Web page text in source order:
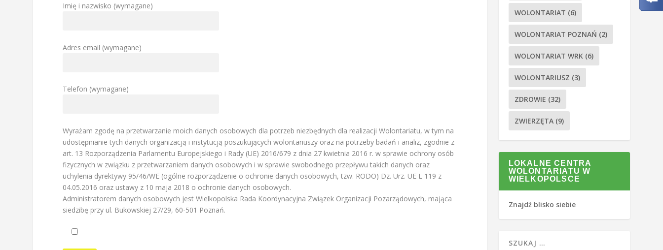
Imię i nazwisko (wymagane)
Adres email (wymagane)
Telefon (wymagane)
Wyrażam zgodę na przetwarzanie moich danych osobowych dla potrzeb niezbędnych dla realizacji Wolontariatu, w tym na
udostępnianie tych danych organizacją i instytucją poszukujących wolontariuszy oraz na potrzeby badań i analiz, zgodnie z
art. 13 Rozporządzenia Parlamentu Europejskiego i Rady (UE) 2016/679 z dnia 27 kwietnia 2016 r. w sprawie ochrony osób
fizycznych w związku z przetwarzaniem danych osobowych i w sprawie swobodnego przepływu takich danych oraz
uchylenia dyrektywy 95/46/WE (ogólne rozporządzenie o ochronie danych osobowych, tzw. RODO) Dz. Urz. UE L 119 z
04.05.2016 oraz ustawy z 10 maja 2018 o ochronie danych osobowych.
Administratorem danych osobowych jest Wielkopolska Rada Koordynacyjna Związek Organizacji Pozarządowych, mająca
siedzibę przy ul. Bukowskiej 27/29, 60-501 Poznań.
WOLONTARIAT (6)
WOLONTARIAT POZNAŃ (2)
WOLONTARIAT WRK(6)
WOLONTARIUSZ (3)
ZDROWIE (32)
ZWIERZĘTA(9)
LOKALNE CENTRA
WOLONTARIATU W
WIELKOPOLSCE
Znajdź blisko siebie